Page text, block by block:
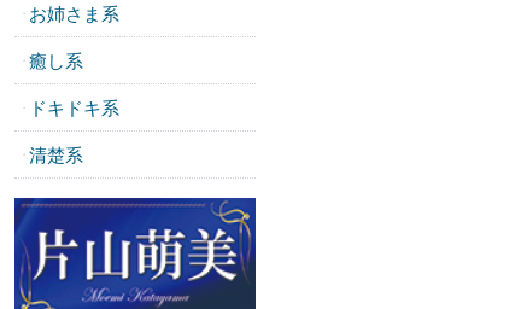
・ お姉さま系
・ 癒し系
・ ドキドキ系
・ 清楚系